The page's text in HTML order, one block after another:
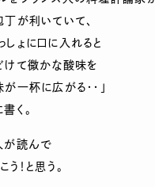
丁が利いていて、
ょに口に入れると
けて微かな酸味を
一杯に広がる・・」
く。
が読んで
！と思う。